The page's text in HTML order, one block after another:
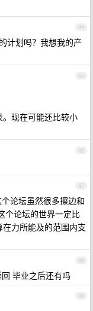
44
计划吗？我想我的产
45
现在可能还比较小
46
47
论坛虽然很多擦边和
个论坛的世界一定比
力所能及的范围内支
48
毕业之后还有吗
49